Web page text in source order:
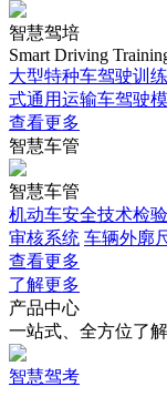
智慧驾培
Smart Driving
大型特种车驾驶训
式通用运输车驾驶
查看更多
智慧车管
智慧车管
机动车安全技术检
审核系统 车辆外廓
查看更多
了解更多
产品中心
一站式、全方位了
智慧驾考